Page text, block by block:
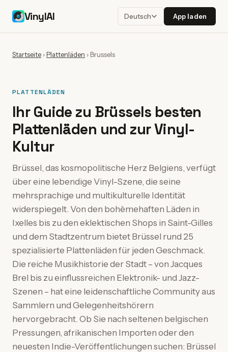
VinylAI Deutsch App laden
Startseite ›Plattenläden › Brussels
PLATTENLÄDEN
Ihr Guide zu Brüssels besten
Plattenläden und zur Vinyl-
Kultur
Brüssel, das kosmopolitische Herz Belgiens, verfügt
über eine lebendige Vinyl-Szene, die seine
mehrsprachige und multikulturelle Identität
widerspiegelt. Von den bohèmehaften Läden in
Ixelles bis zu den eklektischen Shops in Saint-Gilles
und dem Stadtzentrum bietet Brüssel rund 25
spezialisierte Plattenläden für jeden Geschmack.
Die reiche Musikhistorie der Stadt – von Jacques
Brel bis zu einflussreichen Elektronik- und Jazz-
Szenen – hat eine leidenschaftliche Community aus
Sammlern und Gelegenheitshörern
hervorgebracht. Ob Sie nach seltenen belgischen
Pressungen, afrikanischen Importen oder den
neuesten Indie-Veröffentlichungen suchen: Brüssel